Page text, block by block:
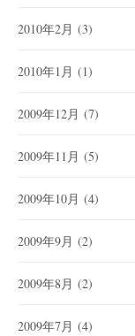
2010年2月 (3)
2010年1月 (1)
2009年12月 (7)
2009年11月 (5)
2009年10月 (4)
2009年9月 (2)
2009年8月 (2)
2009年7月 (4)